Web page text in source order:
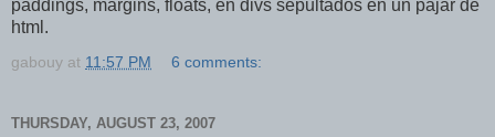
paddings, margins, floats, en divs sepultados en un pajar de
html.
gabouy at 11:57 PM 6 comments:
THURSDAY, AUGUST 23, 2007